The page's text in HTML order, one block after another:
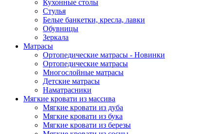
Кухонные столы
Стулья
Белые банкетки, кресла, лавки
Обувницы
Зеркала
Матрасы
Ортопедические матрасы - Новинки
Ортопедические матрасы
Многослойные матрасы
Детские матрасы
Наматрасники
Мягкие кровати из массива
Мягкие кровати из дуба
Мягкие кровати из бука
Мягкие кровати из березы